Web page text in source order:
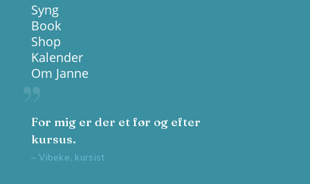
Syng
Book
Shop
Kalender
Om Janne
For mig er der et før og efter
kursus.
– Vibeke, kursist